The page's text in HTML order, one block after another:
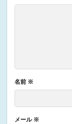
名前 ※
メール ※